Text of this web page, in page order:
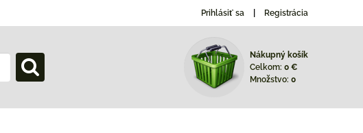
Prihlásiť sa Registrácia
Nákupný košík
Celkom: 0 €
Množstvo: 0